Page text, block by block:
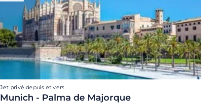
Jet privé depuis et vers
Munich - Palma de Majorque